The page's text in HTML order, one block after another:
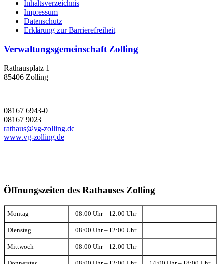
Inhaltsverzeichnis
Impressum
Datenschutz
Erklärung zur Barrierefreiheit
Verwaltungsgemeinschaft Zolling
Rathausplatz 1
85406 Zolling
08167 6943-0
08167 9023
rathaus@vg-zolling.de
www.vg-zolling.de
Öffnungszeiten des Rathauses Zolling
Montag 08:00 Uhr – 12:00 Uhr
Dienstag 08:00 Uhr – 12:00 Uhr
Mittwoch 08:00 Uhr – 12:00 Uhr